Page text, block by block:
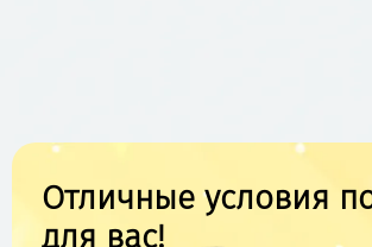
Отличные условия
для вас!